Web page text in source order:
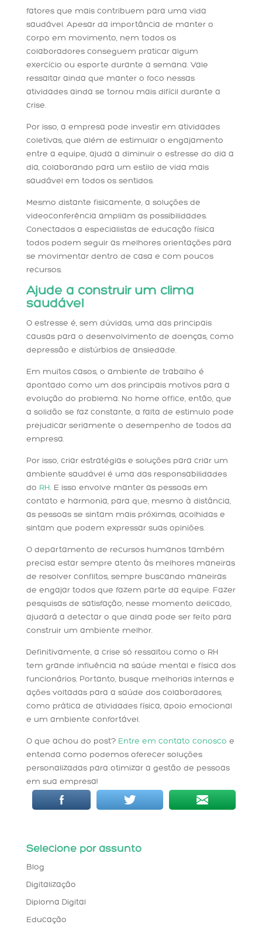
fatores que mais contribuem para uma vida
saudável. Apesar da importância de manter o
corpo em movimento, nem todos os
colaboradores conseguem praticar algum
exercício ou esporte durante a semana. Vale
ressaltar ainda que manter o foco nessas
atividades ainda se tornou mais difícil durante a
crise.
Por isso, a empresa pode investir em atividades
coletivas, que além de estimular o engajamento
entre a equipe, ajuda a diminuir o estresse do dia a
dia, colaborando para um estilo de vida mais
saudável em todos os sentidos.
Mesmo distante fisicamente, a soluções de
videoconferência ampliam as possibilidades.
Conectados a especialistas de educação física
todos podem seguir as melhores orientações para
se movimentar dentro de casa e com poucos
recursos.
Ajude a construir um clima
saudável
O estresse é, sem dúvidas, uma das principais
causas para o desenvolvimento de doenças, como
depressão e distúrbios de ansiedade.
Em muitos casos, o ambiente de trabalho é
apontado como um dos principais motivos para a
evolução do problema. No home office, então, que
a solidão se faz constante, a falta de estimulo pode
prejudicar seriamente o desempenho de todos da
empresa.
Por isso, criar estratégias e soluções para criar um
ambiente saudável é uma das responsabilidades
do RH. E isso envolve manter as pessoas em
contato e harmonia, para que, mesmo à distância,
as pessoas se sintam mais próximas, acolhidas e
sintam que podem expressar suas opiniões.
O departamento de recursos humanos também
precisa estar sempre atento às melhores maneiras
de resolver conflitos, sempre buscando maneiras
de engajar todos que fazem parte da equipe. Fazer
pesquisas de satisfação, nesse momento delicado,
ajudará a detectar o que ainda pode ser feito para
construir um ambiente melhor.
Definitivamente, a crise só ressaltou como o RH
tem grande influência na saúde mental e física dos
funcionários. Portanto, busque melhorias internas e
ações voltadas para a saúde dos colaboradores,
como prática de atividades física, apoio emocional
e um ambiente confortável.
O que achou do post? Entre em contato conosco e
entenda como podemos oferecer soluções
personalizadas para otimizar a gestão de pessoas
em sua empresa!
Selecione por assunto
Blog
Digitalização
Diploma Digital
Educação